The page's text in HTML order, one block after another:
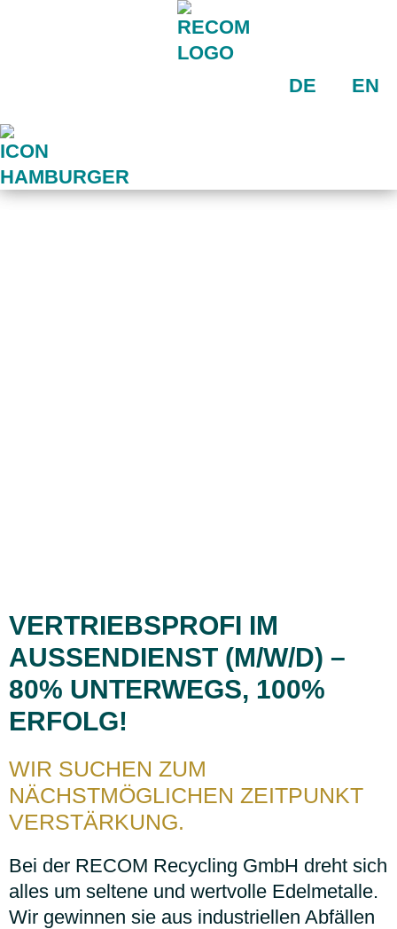
DE EN
VERTRIEBSPROFI IM
AUSSENDIENST (M/W/D) – 8
0% UNTERWEGS, 100% E
RFOLG!
WIR SUCHEN ZUM
NÄCHSTMÖGLICHEN ZEITPUNKT
VERSTÄRKUNG.
Bei der RECOM Recycling GmbH dreht sich
alles um seltene und wertvolle Edelmetalle.
Wir gewinnen sie aus industriellen Abfällen